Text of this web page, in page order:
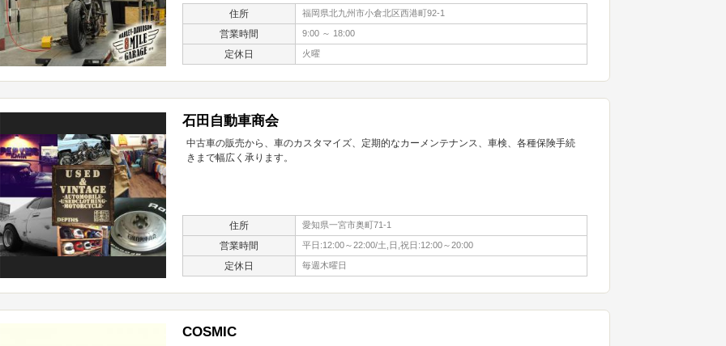
住所 福岡県北九州市小倉北区西港町92-1
営業時間 9:00 ～ 18:00
定休日 火曜
石田自動車商会
中古車の販売から、車のカスタマイズ、定期的なカーメンテナンス、車検、各種保険手続
きまで幅広く承ります。
住所 愛知県一宮市奥町71-1
営業時間 平日:12:00～22:00/土,日,祝日:12:00～20:00
定休日 毎週木曜日
COSMIC